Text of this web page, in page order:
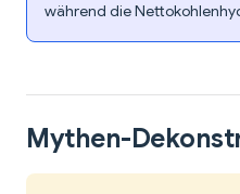
während die
Mythen-